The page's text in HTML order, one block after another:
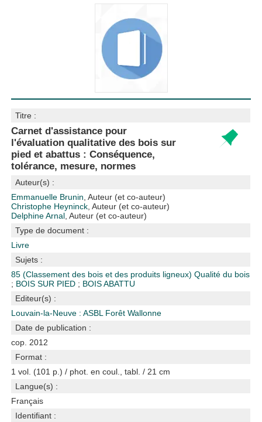
Titre :
Carnet d'assistance pour
l'évaluation qualitative des bois sur
pied et abattus : Conséquence,
tolérance, mesure, normes
Auteur(s) :
Emmanuelle Brunin , Auteur (et co-auteur)
Christophe Heyninck , Auteur (et co-auteur)
Delphine Arnal , Auteur (et co-auteur)
Type de document :
Livre
Sujets :
85 (Classement des bois et des produits ligneux)Qualité du bois
; BOIS SUR PIED ; BOIS ABATTU
Editeur(s) :
Louvain-la-Neuve : ASBL Forêt Wallonne
Date de publication :
cop. 2012
Format :
1 vol. (101 p.) / phot. en coul., tabl. / 21 cm
Langue(s) :
Français
Identifiant :